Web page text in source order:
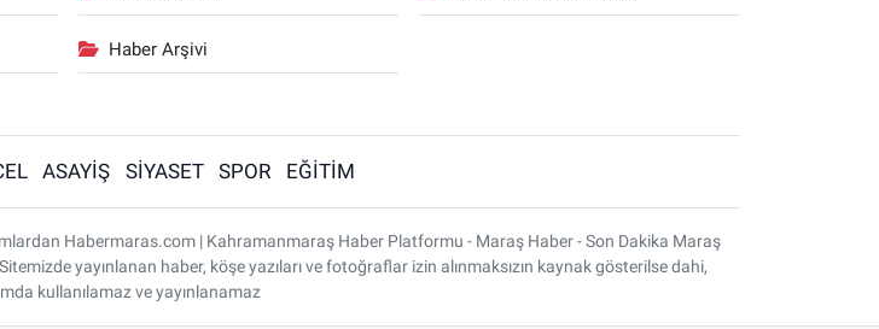
Haber Arşivi
ASAYİŞ SİYASET SPOR EĞİTİM
Habermaras.com | Kahramanmaraş Haber Platformu - Maraş Haber - Son Dakika Maraş
yayınlanan haber, köşe yazıları ve fotoğraflar izin alınmaksızın kaynak gösterilse dahi,
kullanılamaz ve yayınlanamaz